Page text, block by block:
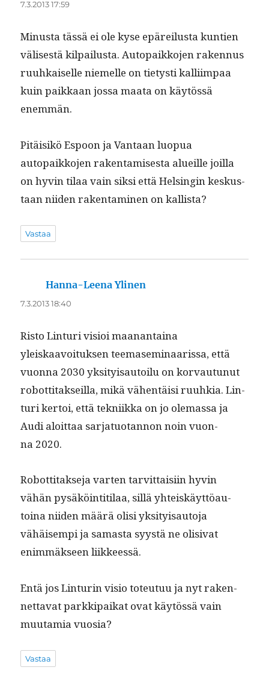
7.3.2013 17:59
Minus­ta tässä ei ole kyse epäreilus­ta kun­tien
välis­es­tä kil­pailus­ta. Autopaikko­jen raken­nus
ruuhkaiselle niemelle on tietysti kalli­im­paa
kuin paikkaan jos­sa maa­ta on käytössä
enemmän.
Pitäisikö Espoon ja Van­taan luop­ua
autopaikko­jen rak­en­tamis­es­ta alueille joil­la
on hyvin tilaa vain sik­si että Helsin­gin keskus­
taan niiden rak­en­t­a­mi­nen on kallista?
Vastaa
Hanna-Leena Ylinen
7.3.2013 18:40
Ris­to Lin­turi visioi maanan­taina
yleiskaavoituk­sen teemasem­i­naaris­sa, että
vuon­na 2030 yksi­ty­isautoilu on kor­vau­tunut
robot­ti­tak­seil­la, mikä vähen­täisi ruuhkia. Lin­
turi ker­toi, että tekni­ik­ka on jo ole­mas­sa ja
Audi aloit­taa sar­jatuotan­non noin vuon­
na 2020.
Robot­ti­tak­se­ja varten tarvit­taisi­in hyvin
vähän pysäköin­ti­ti­laa, sil­lä yhteiskäyt­töau­
toina niiden määrä olisi yksi­ty­isauto­ja
vähäisem­pi ja samas­ta syys­tä ne oli­si­vat
enim­mäk­seen liikkeessä.
Entä jos Lin­turin visio toteu­tuu ja nyt raken­
net­ta­vat parkkipaikat ovat käytössä vain
muu­tamia vuosia?
Vastaa